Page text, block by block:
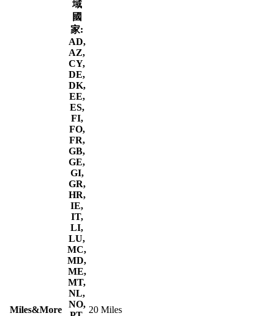
Miles&More
域
國
家:
AD,
AZ,
CY,
DE,
DK,
EE,
ES,
FI,
FO,
FR,
GB,
GE,
GI,
GR,
HR,
IE,
IT,
LI,
LU,
MC,
MD,
ME,
MT,
NL,
NO,
20 Miles